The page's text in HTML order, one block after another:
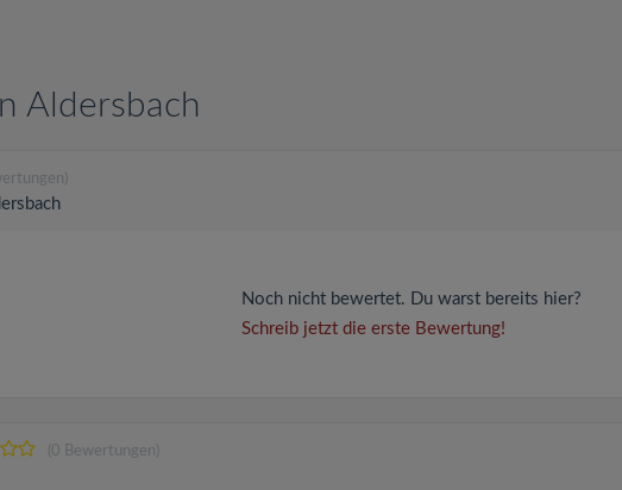
Aldersbach
Noch nicht bewertet. Du warst bereits hier?
Schreib jetzt die erste Bewertung!
(0 Bewertungen)